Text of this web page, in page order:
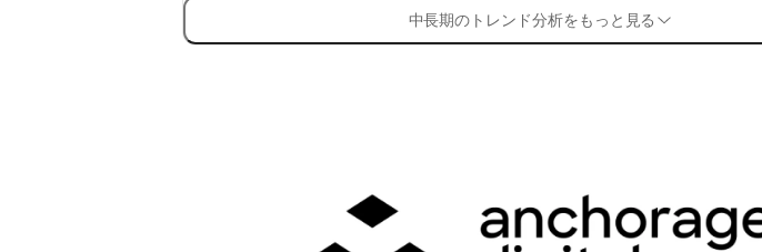
中長期のトレンド分析をもっと見る